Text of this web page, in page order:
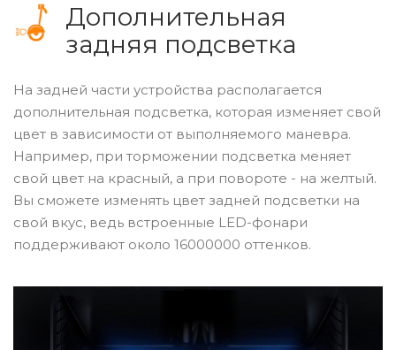
Дополнительная
задняя подсветка
На задней части устройства располагается
дополнительная подсветка, которая изменяет свой
цвет в зависимости от выполняемого маневра.
Например, при торможении подсветка меняет
свой цвет на красный, а при повороте - на желтый.
Вы сможете изменять цвет задней подсветки на
свой вкус, ведь встроенные LED-фонари
поддерживают около 16000000 оттенков.